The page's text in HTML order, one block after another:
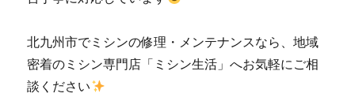
北九州市でミシンの修理・メンテナンスなら、地域
密着のミシン専門店「ミシン生活」へお気軽にご相
談ください